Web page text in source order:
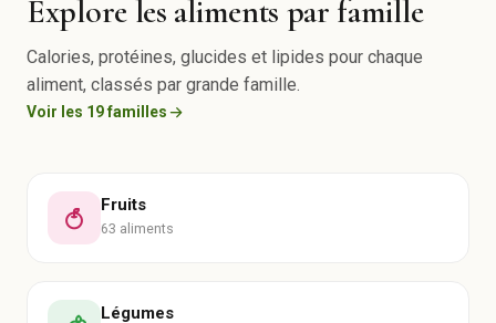
Explore les aliments par famille
Calories, protéines, glucides et lipides pour chaque
aliment, classés par grande famille.
Voir les 19 familles
Fruits
63 aliments
Légumes